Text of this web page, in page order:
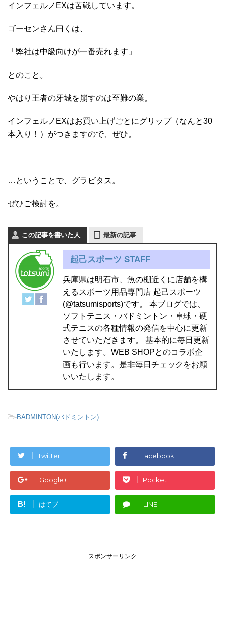
インフェルノEXは苦戦しています。
ゴーセンさん曰くは、
「弊社は中級向けが一番売れます」
とのこと。
やはり王者の牙城を崩すのは至難の業。
インフェルノEXはお買い上げごとにグリップ（なんと30
本入り！）がつきますので、ぜひ。
…ということで、グラビタス。
ぜひご検討を。
この記事を書いた人 最新の記事
起己スポーツ STAFF
兵庫県は明石市、魚の棚近くに店舗を構
えるスポーツ用品専門店 起己スポーツ
(@tatsumisports)です。 本ブログでは、
ソフトテニス・バドミントン・卓球・硬
式テニスの各種情報の発信を中心に更新
させていただきます。 基本的に毎日更新
いたします。WEB SHOPとのコラボ企
画も行います。是非毎日チェックをお願
いいたします。
-BADMINTON(バドミントン)
Twitter Facebook
Google+ Pocket
B! はてブ LINE
スポンサーリンク